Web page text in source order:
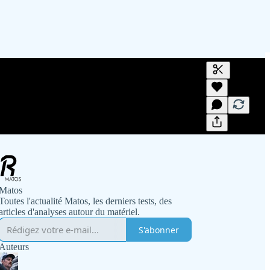
Générer un
Une
des aperçus
l'actualité Matos, les derniers tests, des
d'analyses autour du matériel.
S'abonner